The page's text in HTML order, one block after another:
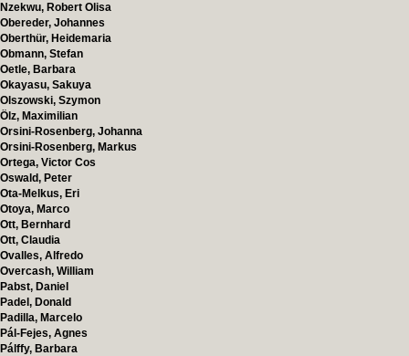
Nzekwu, Robert Olisa
Obereder, Johannes
Oberthür, Heidemaria
Obmann, Stefan
Oetle, Barbara
Okayasu, Sakuya
Olszowski, Szymon
Ölz, Maximilian
Orsini-Rosenberg, Johanna
Orsini-Rosenberg, Markus
Ortega, Victor Cos
Oswald, Peter
Ota-Melkus, Eri
Otoya, Marco
Ott, Bernhard
Ott, Claudia
Ovalles, Alfredo
Overcash, William
Pabst, Daniel
Padel, Donald
Padilla, Marcelo
Pál-Fejes, Agnes
Pálffy, Barbara